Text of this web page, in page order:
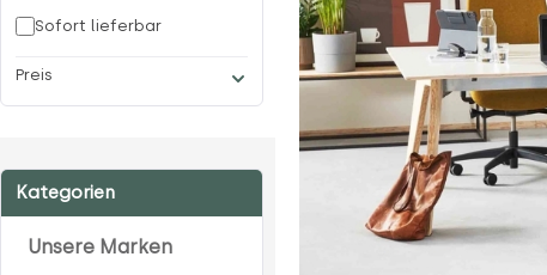
Sofort lieferbar
Preis
Kategorien
Unsere Marken